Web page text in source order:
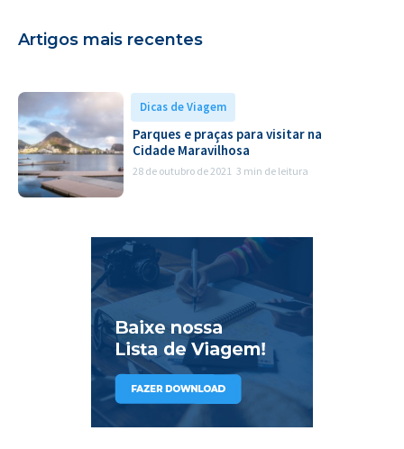
Artigos mais recentes
Dicas de Viagem
Parques e praças para visitar na
Cidade Maravilhosa
28 de outubro de 2021 3 min de leitura